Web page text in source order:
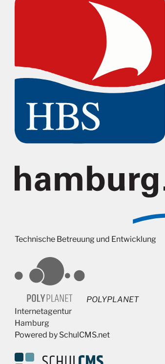
Technische Betreuung und Entwicklung
POLYPLANET
Internetagentur
Hamburg
Powered by SchulCMS.net